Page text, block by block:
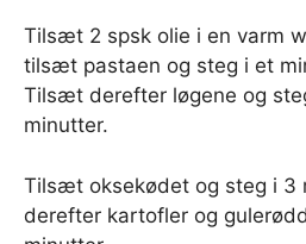
Tilsæt 2 spsk olie i en varm
tilsæt pastaen og steg i et
Tilsæt derefter løgene og
minutter.
Tilsæt oksekødet og steg i
derefter kartofler og